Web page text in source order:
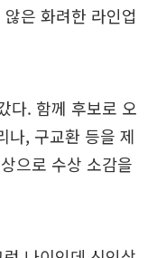
은 화려한 라인업
다. 함께 후보로 오
나, 구교환 등을 제
으로 수상 소감을